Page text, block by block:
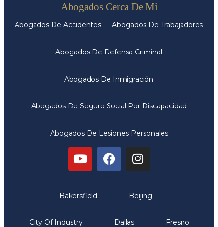
Abogados Cerca De Mi
Abogados De Accidentes Abogados De Trabajadores
Abogados De Defensa Criminal
Abogados De Inmigración
Abogados De Seguro Social Por Discapacidad
Abogados De Lesiones Personales
Bakersfield Beijing
City Of Industry Dallas Fresno